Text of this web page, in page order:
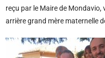
reçu par le Maire de Mondavio,
arrière grand mère maternelle